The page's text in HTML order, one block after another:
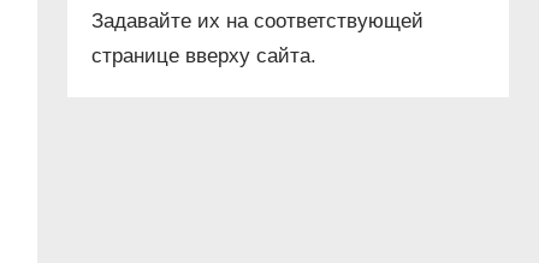
Задавайте их на соответствующей
странице вверху сайта.